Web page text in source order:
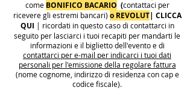
come BONIFICO BACARIO (contattaci per
ricevere gli estremi bancari) o REVOLUT| CLICCA
QUI | ricordati in questo caso di contattarci in
seguito per lasciarci i tuoi recapiti per mandarti le
informazioni e il biglietto dell'evento e di
contattarci per e-mail per indicarci i tuoi dati
personali per l'emissione della regolare fattura
(nome cognome, indirizzo di residenza con cap e
codice fiscale).